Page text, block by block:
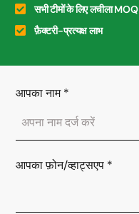
सभी टीमों के लिए लचीला MOQ
फ़ैक्टरी-प्रत्यक्ष लाभ
आपका नाम *
आपका फ़ोन/व्हाट्सएप *